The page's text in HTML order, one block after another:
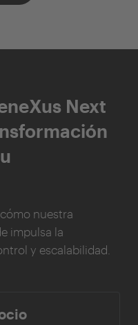
Next
nuestra
impulsa la
y escalabilidad.